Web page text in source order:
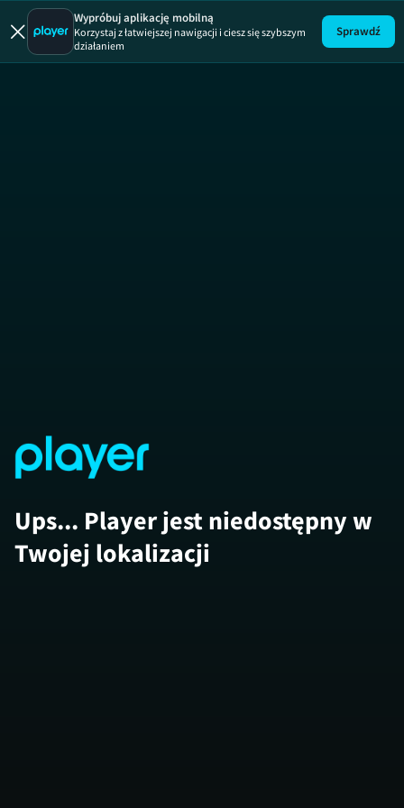
Wypróbuj aplikację mobilną
Korzystaj z łatwiejszej nawigacji i ciesz się szybszym
działaniem
Sprawdź
Ups... Player jest niedostępny w
Twojej lokalizacji